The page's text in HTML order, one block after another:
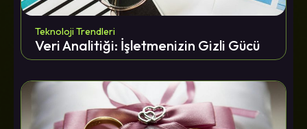
Teknoloji Trendleri
Veri Analitiği: İşletmenizin Gizli Gücü